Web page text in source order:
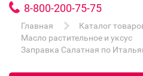
8-800-200-75-75
Главная
Каталог
Масло растительное и уксус
Заправка Салатная по